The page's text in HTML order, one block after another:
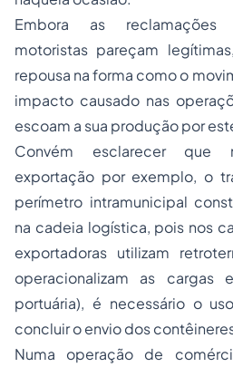
Embora as reclamações
motoristas pareçam
repousa na forma como o
impacto causado nas
escoam a sua produção por
Convém esclarecer que
exportação por exemplo, o
perímetro intramunicipal
na cadeia logística, pois nos
exportadoras utilizam
operacionalizam as
portuária), é necessário o
concluir o envio dos
Numa operação de